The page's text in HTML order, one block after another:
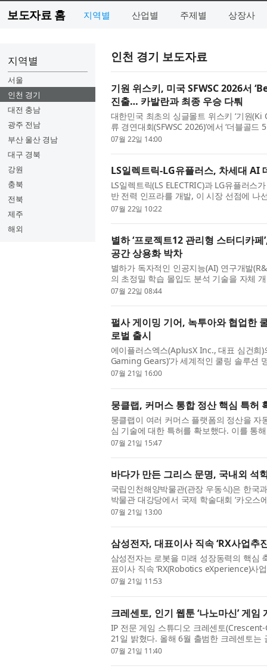
보도자료 홈 지역별 산업별 주제별 상장사
지역별
서울
인천 경기
대전 충남
광주 전남
부산 울산 경남
대구 경북
강원
충북
전북
제주
해외
인천 경기 보도자료
기원 위스키, 미국 SFWSC 2026서
진출… 카발란과 최종 우승 다퉈
대한민국 최초의 싱글몰트 위스키 ‘기원(Ki
류 경연대회(SFWSC 2026)’에서 ‘더블골
(Best of Class Finalist)에 오른 5개 제품에
07월 22일 14:00
LS일렉트릭-LG유플러스, 차세대 AI
LS일렉트릭(LS ELECTRIC)과 LG유플러
반 전력 인프라를 개발, 이 시장 선점에 나
LS용산타워에서 ‘AI 데이터센터 전력 인프
07월 22일 10:22
별하 ‘프로젝트12 관리형 스터디카
공간 상용화 박차
별하가 독자적인 인공지능(AI) 연구개발
의 초정밀 학습 몰입도 분석 기술을 자체
용화에 나선다고 밝혔다. 현재 별하 연구
07월 22일 08:44
펄사 게이밍 기어, 녹투아와 협업한
로벌 출시
에이플러스엑스(AplusX Inc., 대표 심건희
Gaming Gears)’가 세계적인 쿨링 솔루션
품 마우스 ‘파인만 F01 녹투아 에디션
07월 21일 16:00
뭉클랩, 커머스 통합 정산 핵심 특허
뭉클랩이 여러 커머스 플랫폼의 정산을 자
심 기술에 대한 특허를 확보했다. 이를 통
정산 비교까지 자동화로 처리하는 순이익
07월 21일 15:47
바다가 만든 그리스 문명, 국내외 석
국립인천해양박물관(관장 우동식)은 한국
박물관 대강당에서 국제 학술대회 ‘카오스
다고 밝혔다. 이번 학술대회는 국제교류전
07월 21일 13:00
삼성전자, 대표이사 직속 ‘RX사업추
삼성전자는 로봇을 미래 성장동력의 핵심
표이사 직속 ‘RX(Robotics eXperience)사
을 통해 그간 전사적으로 축적해 온 로봇
07월 21일 11:53
크레센토, 인기 웹툰 ‘나노마신’ 게
IP 전문 게임 스튜디오 크레센토
21일 밝혔다. 올해 6월 출범한 크레센토는
노비’의 개발 및 라이브 서비스를 담당하
07월 21일 11:40